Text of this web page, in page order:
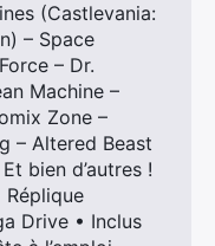
(Castlevania:
– Space
– Dr.
Machine –
Zone –
– Altered Beast
bien d’autres !
Drive • Inclus